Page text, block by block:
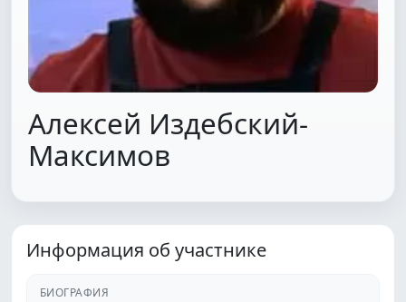
Алексей Издебский-
Максимов
Информация об участнике
БИОГРАФИЯ